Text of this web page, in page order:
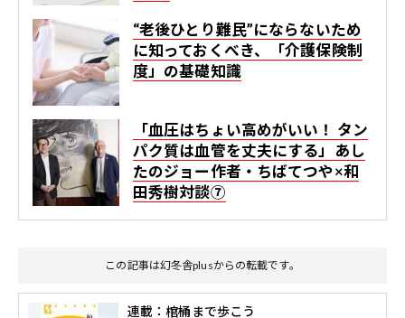
“老後ひとり難民”にならないため
に知っておくべき、「介護保険制
度」の基礎知識
「血圧はちょい高めがいい！ タン
パク質は血管を丈夫にする」あし
たのジョー作者・ちばてつや×和
田秀樹対談⑦
この記事は幻冬舎plusからの転載です。
連載：棺桶まで歩こう